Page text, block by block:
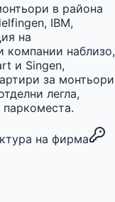
в района
IBM,
на
компании наблизо,
и Singen,
за монтьори
легла,
на фирма